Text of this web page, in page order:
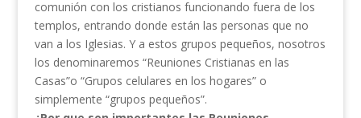
comunión con los cristianos funcionando fuera de los
templos, entrando donde están las personas que no
van a los Iglesias. Y a estos grupos pequeños, nosotros
los denominaremos “Reuniones Cristianas en las
Casas”o “Grupos celulares en los hogares” o
simplemente “grupos pequeños”.